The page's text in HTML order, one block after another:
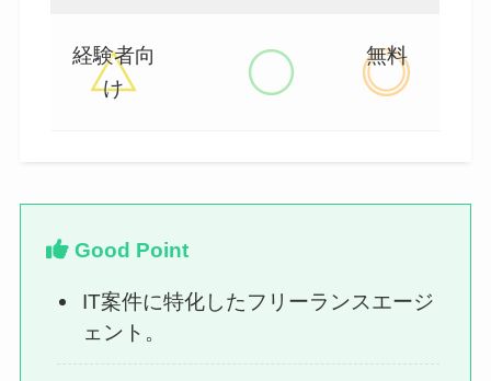
経験者向
け
無料
Good Point
IT案件に特化したフリーランスエージ
ェント。